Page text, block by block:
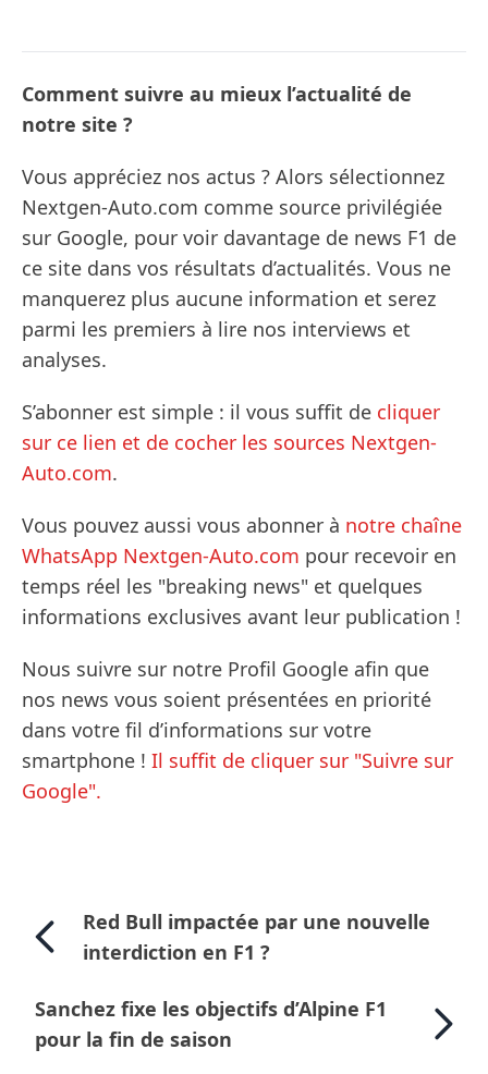
Comment suivre au mieux l’actualité de
notre site ?
Vous appréciez nos actus ? Alors sélectionnez
Nextgen-Auto.com comme source privilégiée
sur Google, pour voir davantage de news F1 de
ce site dans vos résultats d’actualités. Vous ne
manquerez plus aucune information et serez
parmi les premiers à lire nos interviews et
analyses.
S’abonner est simple : il vous suffit de cliquer
sur ce lien et de cocher les sources Nextgen-
Auto.com.
Vous pouvez aussi vous abonner à notre chaîne
WhatsApp Nextgen-Auto.com pour recevoir en
temps réel les "breaking news" et quelques
informations exclusives avant leur publication !
Nous suivre sur notre Profil Google afin que
nos news vous soient présentées en priorité
dans votre fil d’informations sur votre
smartphone ! Il suffit de cliquer sur "Suivre sur
Google".
Red Bull impactée par une nouvelle
interdiction en F1 ?
Sanchez fixe les objectifs d’Alpine F1
pour la fin de saison